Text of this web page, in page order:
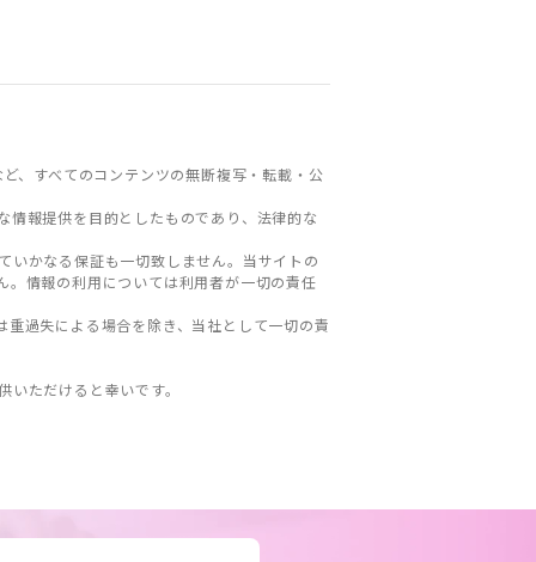
、すべてのコンテンツの無断複写・転載・公
報提供を目的としたものであり、法律的な
いかなる保証も一切致しません。当サイトの
情報の利用については利用者が一切の責任
過失による場合を除き、当社として一切の責
ただけると幸いです。